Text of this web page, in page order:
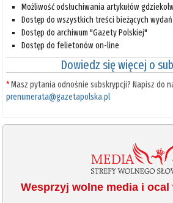
Możliwość odsłuchiwania artykułów
Dostęp do wszystkich treści bieżących
Dostęp do archiwum "Gazety Polskiej"
Dostęp do felietonów on-line
Dowiedz się więcej o
*Masz pytania odnośnie subskrypcji? Napisz do
prenumerata@gazetapolska.pl
Wesprzyj wolne media i ocal